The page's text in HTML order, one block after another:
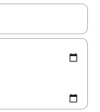
navega con las